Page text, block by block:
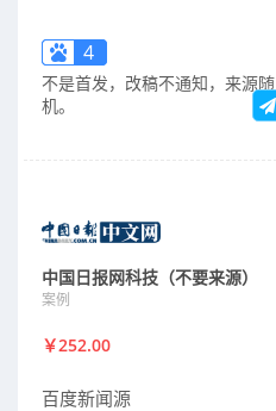
4
不是首发，改稿不通知，来源随
机。
中国日报网科技（不要来源）
案例
￥252.00
百度新闻源